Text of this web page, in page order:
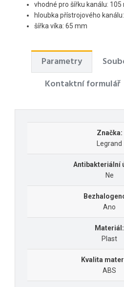
vhodné pro šířku kanálu: 105
h loubka přístrojového kanálu
šířka víka: 65 mm
Parametry
Kontaktní formulář
Značka:
Legrand
Antibakteriální
Ne
Ano
Materiál:
Plast
Kvalita
ABS